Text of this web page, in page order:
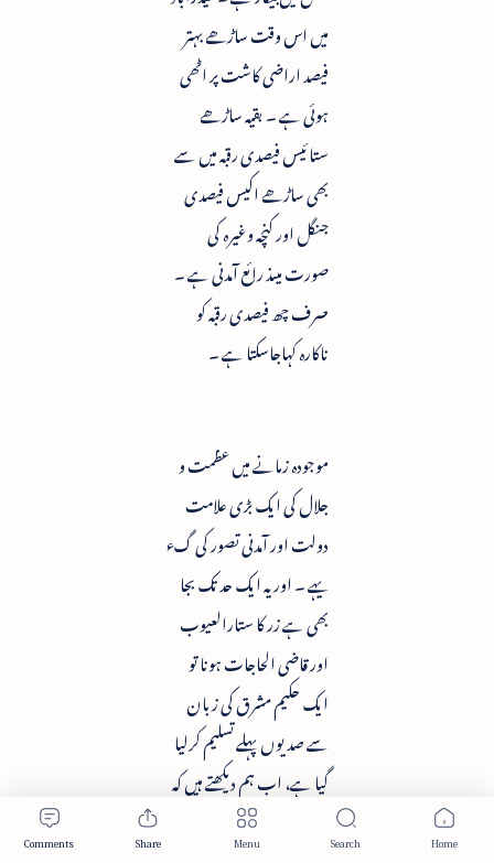
میں اس وقت ساڑھے بہتر
فیصد اراضی کاشت پر اٹھی
ہوئی ہے ۔ بقیہ ساڑھے
ستائیس فیصدی رقبہ میں سے
بھی ساڑھے اکیس فیصدی
جنگل اور کنچہ وغیرہ کی
صورت میںذ رائع آمدنی ہے ۔
صرف چھ فیصدی رقبہ کو
ناکارہ کہاجاسکتا ہے ۔
موجودہ زمانے میں عظمت و
جلال کی ایک بڑی علامت
دولت اور آمدنی تصور کی گء
یہے ۔ اور یہ ایک حد تک بجا
بھی ہے زر کا ستارالعیوب
اور قاضی الحاجات ہونا تو
ایک حکیم مشرق کی زبان
سے صدیوں پہلے تسلیم کرلیا
گیا ہے، اب ہم دیکھتے ہیں کہ
جو ممالک دنیا میں آزاد اور